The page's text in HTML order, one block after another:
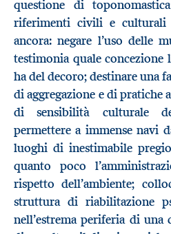
questione di
riferimenti civili e culturali
ancora: negare l’uso delle
testimonia quale concezione
ha del decoro; destinare una
di aggregazione e di pratiche
di sensibilità culturale
permettere a immense navi
luoghi di inestimabile
quanto poco
rispetto dell’ambiente;
struttura di riabilitazione
nell’estrema periferia di una